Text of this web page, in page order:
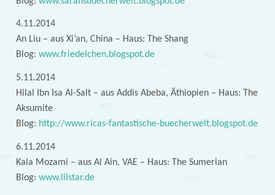
4.11.2014
An Liu – aus Xi’an, China – Haus: The Shang
Blog: www.friedelchen.blogspot.de
5.11.2014
Hilal Ibn Isa Al-Salt – aus Addis Abeba, Äthiopien – Haus: The
Aksumite
Blog: http://www.ricas-fantastische-buecherwelt.blogspot.de
6.11.2014
Kala Mozami – aus Al Ain, VAE – Haus: The Sumerian
Blog: www.lilstar.de